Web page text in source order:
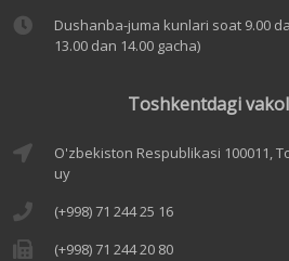
Dushanba-juma kunlari soat 9.00
13.00 dan 14.00 gacha)
Toshkentdagi
O'zbekiston Respublikasi 100011,
uy
(+998) 71 244 25 16
(+998) 71 244 20 80